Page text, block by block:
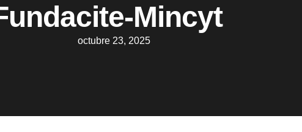
Mincyt
octubre 23, 2025